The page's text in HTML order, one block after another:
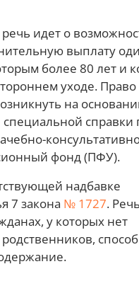
речь идет о
выплату
более 80 лет и
уходе. Право
на
справки
фонд (ПФУ).
надбавке
7 закона № 1727.
у которых нет